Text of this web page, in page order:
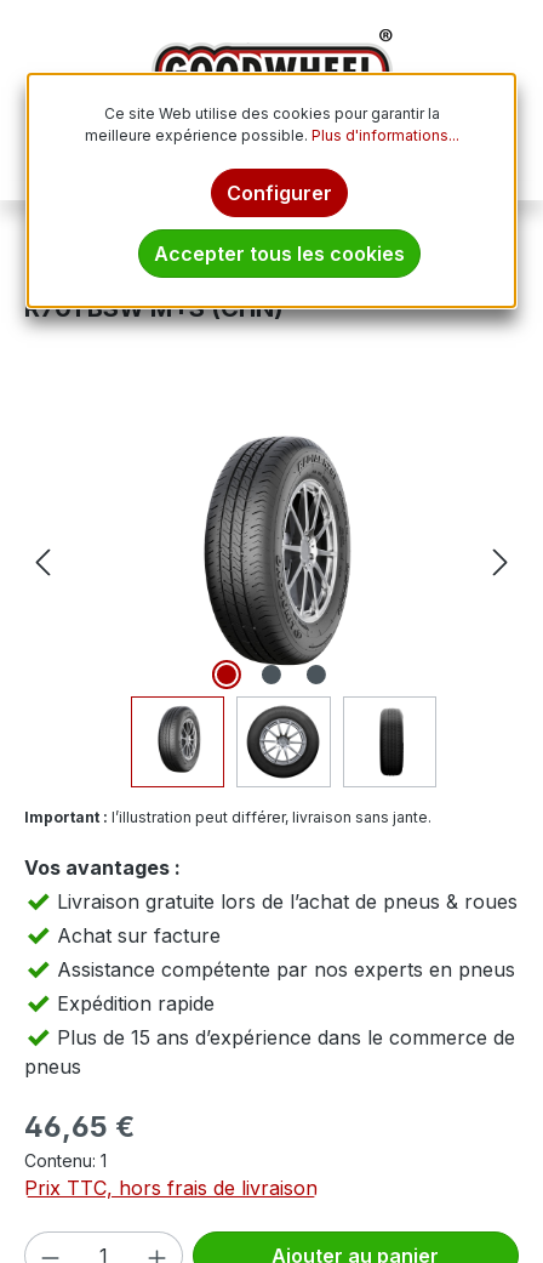
Pneus spéciaux
LINGLONG 145/80 R 13 XL TL 79N RADIAL
R701 BSW M+S (CHN)
Ignorer la galerie d'images
Important : l’illustration peut différer, livraison sans jante.
Vos avantages :
Livraison gratuite lors de l’achat de pneus & roues
Achat sur facture
Assistance compétente par nos experts en pneus
Expédition rapide
Plus de 15 ans d’expérience dans le commerce de
pneus
Prix régulier :
46,65 €
Contenu: 1
Prix TTC, hors frais de livraison
Quantité de produit : Entrez la
Ajouter au panier
Ce site Web utilise des cookies pour garantir la
meilleure expérience possible. Plus d'informations...
Configurer
Accepter tous les cookies